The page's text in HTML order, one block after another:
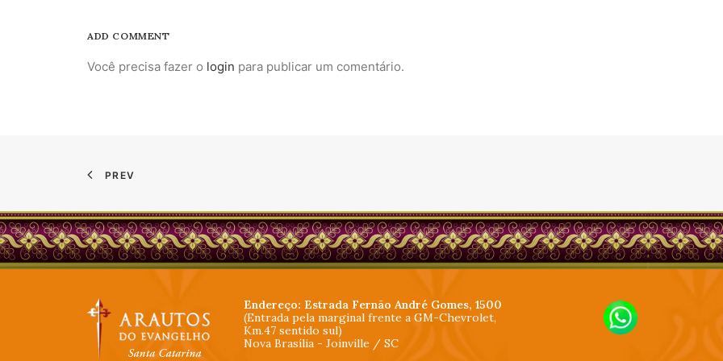
ADD COMMENT
Você precisa fazer o login para publicar um comentário.
PREV
Endereço: Estrada Fernão André Gomes, 1500
(Entrada pela marginal frente a GM-Chevrolet,
Km.47 sentido sul)
Nova Brasília - Joinville / SC